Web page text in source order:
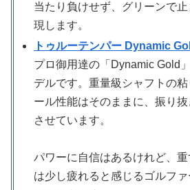
当たり負けせず、グリーンで
現します。
トゥルーテンパー Dynamic
プロ御用達の「Dynamic Gold
デルです。重量級シャフトの
ール性能はそのままに、振り
させています。
パワーに自信はあるけれど、重
は少し疲れると感じるゴルフ